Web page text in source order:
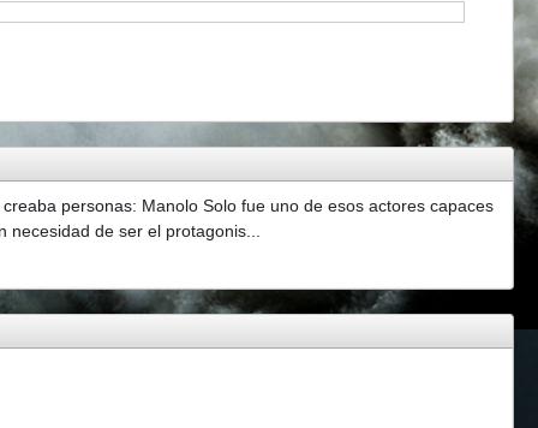
personas: Manolo Solo fue uno de esos actores capaces
necesidad de ser el protagonis...